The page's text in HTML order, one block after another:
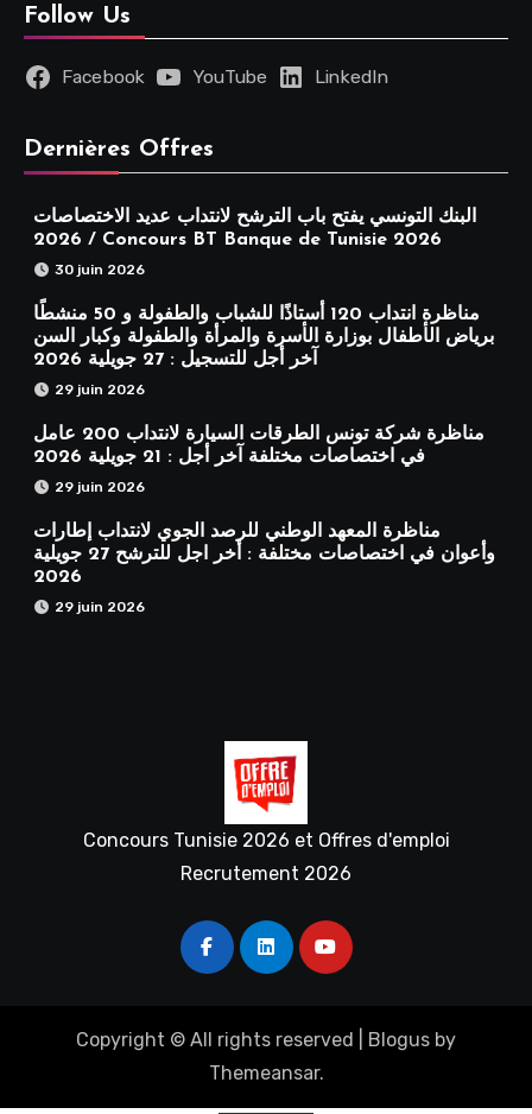
Follow Us
Facebook YouTube LinkedIn
Dernières Offres
البنك التونسي يفتح باب الترشح لانتداب عديد الاختصاصات
2026 / Concours BT Banque de Tunisie 2026
30 juin 2026
مناظرة انتداب 120 أستاذًا للشباب والطفولة و 50 منشطًا
برياض الأطفال بوزارة الأسرة والمرأة والطفولة وكبار السن
آخر أجل للتسجيل : 27 جويلية 2026
29 juin 2026
مناظرة شركة تونس الطرقات السيارة لانتداب 200 عامل
في اختصاصات مختلفة آخر أجل : 21 جويلية 2026
29 juin 2026
مناظرة المعهد الوطني للرصد الجوي لانتداب إطارات
وأعوان في اختصاصات مختلفة : أخر اجل للترشح 27 جويلية
2026
29 juin 2026
Concours Tunisie 2026 et Offres d'emploi
Recrutement 2026
Copyright © All rights reserved Blogus by
Themeansar.